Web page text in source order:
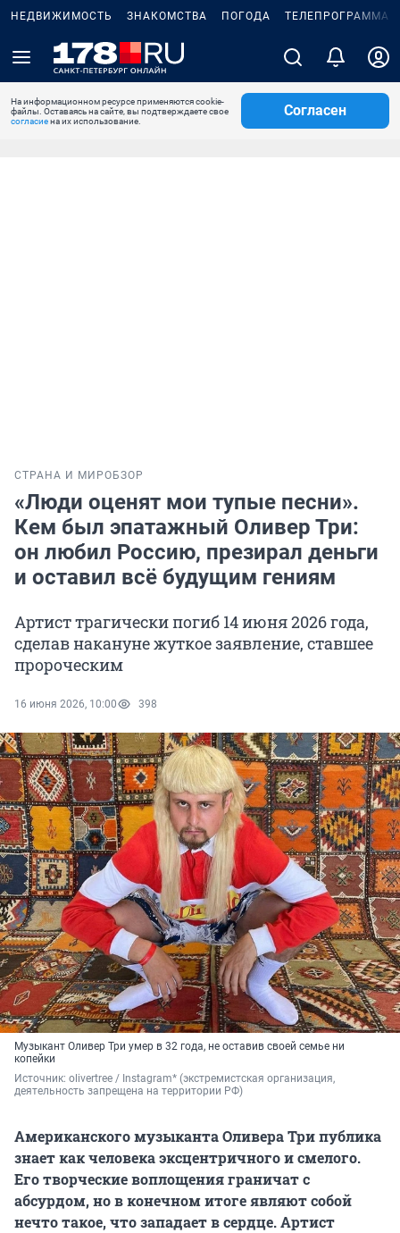
НЕДВИЖИМОСТЬ ЗНАКОМСТВА ПОГОДА ТЕЛЕПРОГРАММА
На информационном ресурсе применяются cookie-
файлы. Оставаясь на сайте, вы подтверждаете свое
согласиена их использование.
Согласен
СТРАНА И МИРОБЗОР
«Люди оценят мои тупые песни».
Кем был эпатажный Оливер Три:
он любил Россию, презирал деньги
и оставил всё будущим гениям
Артист трагически погиб 14 июня 2026 года,
сделав накануне жуткое заявление, ставшее
пророческим
16 июня 2026, 10:00 398
Музыкант Оливер Три умер в 32 года, не оставив своей семье ни
копейки
Источник: olivertree / Instagram* (экстремистская организация,
деятельность запрещена на территории РФ)
Американского музыканта Оливера Три публика
знает как человека эксцентричного и смелого.
Его творческие воплощения граничат с
абсурдом, но в конечном итоге являют собой
нечто такое, что западает в сердце. Артист